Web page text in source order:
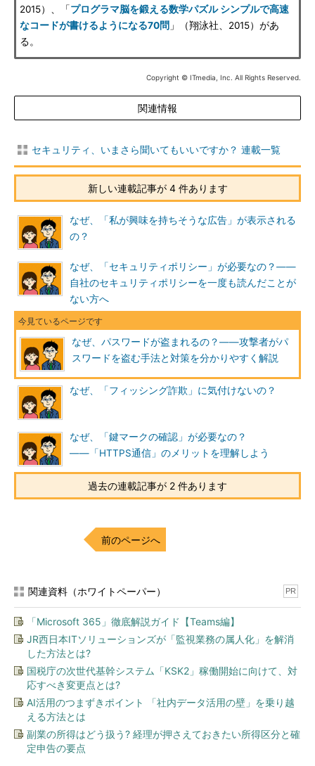
2015）、「プログラマ脳を鍛える数学パズル シンプルで高速
なコードが書けるようになる70問 」（翔泳社、2015）があ
る。
Copyright © ITmedia, Inc. All Rights Reserved.
関連情報
セキュリティ、いまさら聞いてもいいですか？ 連載一覧
新しい連載記事が 4 件あります
なぜ、「私が興味を持ちそうな広告」が表示される
の？
なぜ、「セキュリティポリシー」が必要なの？――
自社のセキュリティポリシーを一度も読んだことが
ない方へ
なぜ、パスワードが盗まれるの？――攻撃者がパ
スワードを盗む手法と対策を分かりやすく解説
なぜ、「フィッシング詐欺」に気付けないの？
なぜ、「鍵マークの確認」が必要なの？
――「HTTPS通信」のメリットを理解しよう
過去の連載記事が 2 件あります
前のページへ
関連資料（ホワイトペーパー） PR
「Microsoft 365」徹底解説ガイド【Teams編】
JR西日本ITソリューションズが「監視業務の属人化」を解消
した方法とは?
国税庁の次世代基幹システム「KSK2」稼働開始に向けて、対
応すべき変更点とは?
AI活用のつまずきポイント 「社内データ活用の壁」を乗り越
える方法とは
副業の所得はどう扱う? 経理が押さえておきたい所得区分と確
定申告の要点